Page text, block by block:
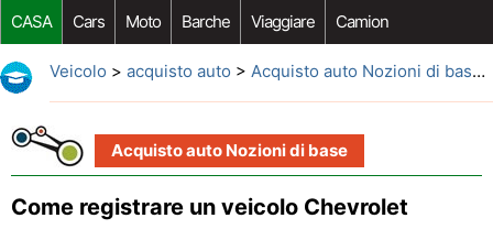
CASA Cars Moto Barche Viaggiare Camion
Riparazione Auto Acquisto Auto Car Opzioni Aftermarket
Veicolo > acquisto auto > Acquisto auto Nozioni di base
Acquisto auto Nozioni di base
Come registrare un veicolo Chevrolet